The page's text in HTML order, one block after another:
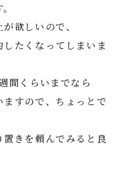
欲しいので、
たくなってしまいま
間くらいまでなら
すので、ちょっとで
きを頼んでみると良